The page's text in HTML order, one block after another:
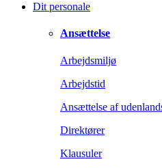
Dit personale
Ansættelse
Arbejdsmiljø
Arbejdstid
Ansættelse af
Direktører
Klausuler